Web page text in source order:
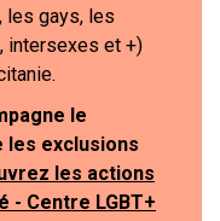
les gays, les
intersexes et +)
le
exclusions
les actions
- Centre LGBT+